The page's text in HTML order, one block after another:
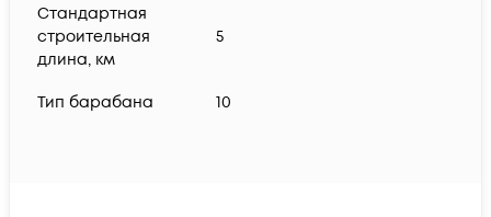
Стандартная
строительная
длина, км
5
Тип барабана 10